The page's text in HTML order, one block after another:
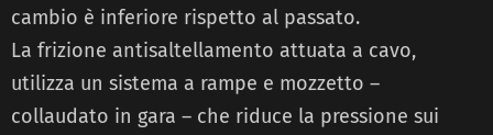
cambio è inferiore rispetto al passato.
La frizione antisaltellamento attuata a cavo,
utilizza un sistema a rampe e mozzetto –
collaudato in gara – che riduce la pressione sui